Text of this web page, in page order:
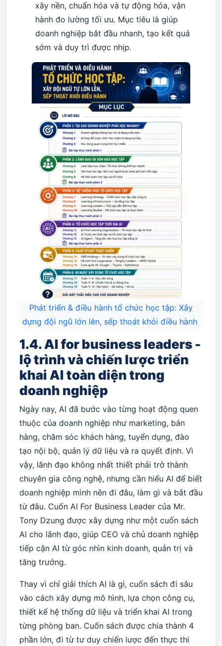
xây nền, chuẩn hóa và tự động hóa, vận
hành đo lường tối ưu. Mục tiêu là giúp
doanh nghiệp bắt đầu nhanh, tạo kết quả
sớm và duy trì được nhịp.
Phát triển & điều hành tổ chức học tập: Xây
dựng đội ngũ lớn lên, sếp thoát khỏi điều hành
1.4. AI for business leaders -
lộ trình và chiến lược triển
khai AI toàn diện trong
doanh nghiệp
Ngày nay, AI đã bước vào từng hoạt động quen
thuộc của doanh nghiệp như marketing, bán
hàng, chăm sóc khách hàng, tuyển dụng, đào
tạo nội bộ, quản lý dữ liệu và ra quyết định. Vì
vậy, lãnh đạo không nhất thiết phải trở thành
chuyên gia công nghệ, nhưng cần hiểu AI để biết
doanh nghiệp mình nên đi đâu, làm gì và bắt đầu
từ đâu. Cuốn AI For Business Leader của Mr.
Tony Dzung được xây dựng như một cuốn sách
AI cho lãnh đạo, giúp CEO và chủ doanh nghiệp
tiếp cận AI từ góc nhìn kinh doanh, quản trị và
tăng trưởng.
Thay vì chỉ giải thích AI là gì, cuốn sách đi sâu
vào cách xây dựng mô hình, lựa chọn công cụ,
thiết kế hệ thống dữ liệu và triển khai AI trong
từng phòng ban. Cuốn sách được chia thành 4
phần lớn, đi từ tư duy chiến lược đến thực thi